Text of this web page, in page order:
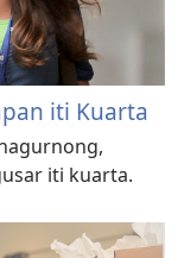
iti Kuarta
iti kuarta.